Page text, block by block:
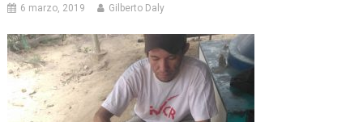
6 marzo, 2019 Gilberto Daly